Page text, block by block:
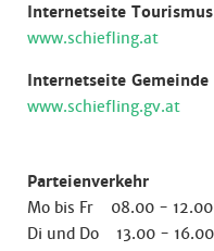
Internetseite Tourismus
www.schiefling.at
Internetseite Gemeinde
www.schiefling.gv.at
Parteienverkehr
Mo bis Fr 08.00 -
Di und Do 13.00 -